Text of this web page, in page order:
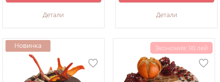
Детали Детали
Экономия: 90 лей